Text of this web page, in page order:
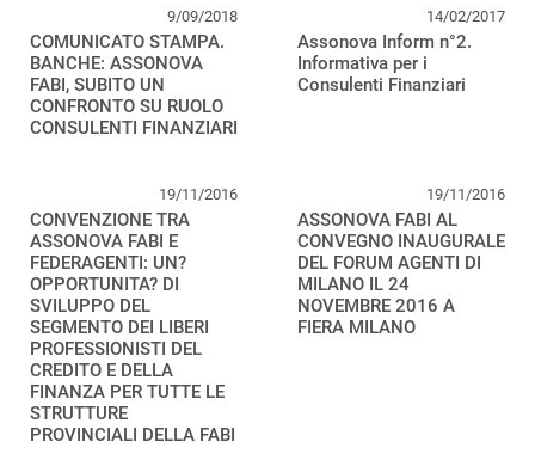
9/09/2018
COMUNICATO STAMPA.
BANCHE: ASSONOVA
FABI, SUBITO UN
CONFRONTO SU RUOLO
CONSULENTI FINANZIARI
14/02/2017
Assonova Inform n°2.
Informativa per i
Consulenti Finanziari
19/11/2016
CONVENZIONE TRA
ASSONOVA FABI E
FEDERAGENTI: UN?
OPPORTUNITA? DI
SVILUPPO DEL
SEGMENTO DEI LIBERI
PROFESSIONISTI DEL
CREDITO E DELLA
FINANZA PER TUTTE LE
STRUTTURE
PROVINCIALI DELLA FABI
19/11/2016
ASSONOVA FABI AL
CONVEGNO INAUGURALE
DEL FORUM AGENTI DI
MILANO IL 24
NOVEMBRE 2016 A
FIERA MILANO